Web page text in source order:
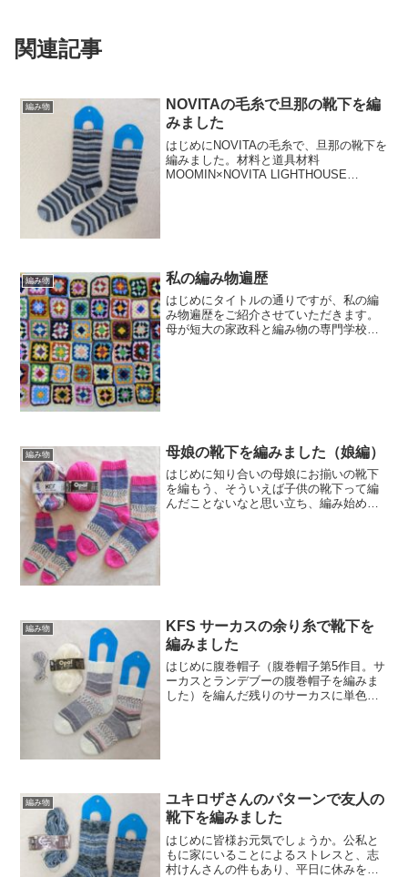
関連記事
編み物
NOVITAの毛糸で旦那の靴下を編
みました
はじめにNOVITAの毛糸で、旦那の靴下を
編みました。材料と道具材料
MOOMIN×NOVITA LIGHTHOUSE
編み物 私の編み物遍歴
はじめにタイトルの通りですが、私の編
み物遍歴をご紹介させていただきます。
母が短大の家政科と編み物の専門学校を
編み物 母娘の靴下を編みました（娘編）
はじめに知り合いの母娘にお揃いの靴下
を編もう、そういえば子供の靴下って編
んだことないなと思い立ち、編み始めま
編み物
KFS サーカスの余り糸で靴下を
編みました
はじめに腹巻帽子（腹巻帽子第5作目。サ
ーカスとランデブーの腹巻帽子を編みま
した）を編んだ残りのサーカスに単色を
編み物
ユキロザさんのパターンで友人の
靴下を編みました
はじめに皆様お元気でしょうか。公私と
もに家にいることによるストレスと、志
村けんさんの件もあり、平日に休みを取